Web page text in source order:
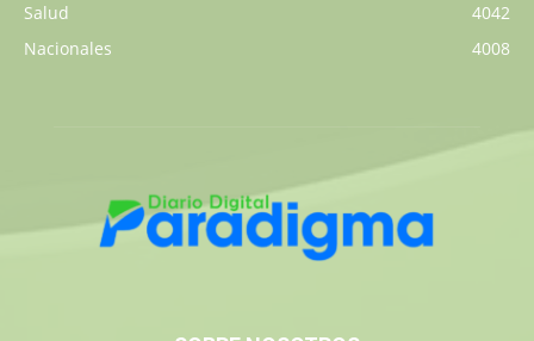
Salud
4042
Nacionales
4008